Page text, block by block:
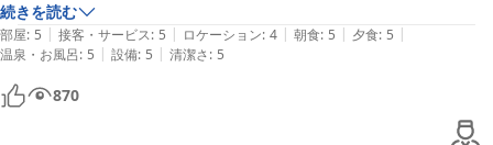
し、サービス向上に努めてまいります。
また季節を変えてお越しいただき、当館でごゆっくりお寛ぎくださ
いませ。
スタッフ一同、またのご来館を心よりお待ち申し上げております。
クッション靴・膝掛けの用意を毎回してくださり温かいご配慮にとても
感謝しています。
ホテルの料理も全て美味しく、旦那もラウンジサービスのビールやおつ
まみ等沢山満喫してました！
また、貸切風呂や客室露天風呂も朝も入って
大満足です。ホテルのホスピタリティは素敵だなと思いました。ぜひ、
続きを読む
部屋: 5 | 接客・サービス: 5 | ロケーション: 4 | 朝食: 5 | 夕食: 5 |
温泉・お風呂: 5 | 設備: 5 | 清潔さ: 5
870